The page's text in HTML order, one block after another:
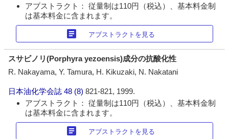
アブストラクト： 従量制は110円（税込）、基本料金制
は基本料金に含まれます。
article アブストラクトを見る
スサビノリ(Porphyra yezoensis)成分の抗酸化性
R. Nakayama, Y. Tamura, H. Kikuzaki, N. Nakatani
日本油化学会誌 48 (8)821-821, 1999.
アブストラクト： 従量制は110円（税込）、基本料金制
は基本料金に含まれます。
article アブストラクトを見る